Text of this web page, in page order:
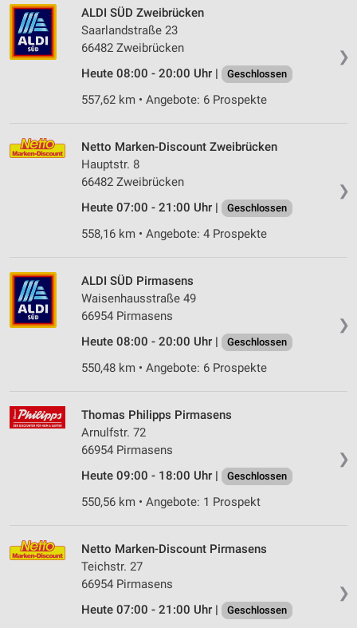
❯
ALDI SÜD Zweibrücken
Saarlandstraße 23
66482 Zweibrücken
Heute 08:00 - 20:00 Uhr |
Geschlossen
557,62 km • Angebote: 6 Prospekte
❯
Netto Marken-Discount Zweibrücken
Hauptstr. 8
66482 Zweibrücken
Heute 07:00 - 21:00 Uhr |
Geschlossen
558,16 km • Angebote: 4 Prospekte
❯
ALDI SÜD Pirmasens
Waisenhausstraße 49
66954 Pirmasens
Heute 08:00 - 20:00 Uhr |
Geschlossen
550,48 km • Angebote: 6 Prospekte
❯
Thomas Philipps Pirmasens
Arnulfstr. 72
66954 Pirmasens
Heute 09:00 - 18:00 Uhr |
Geschlossen
550,56 km • Angebote: 1 Prospekt
❯
Netto Marken-Discount Pirmasens
Teichstr. 27
66954 Pirmasens
Heute 07:00 - 21:00 Uhr |
Geschlossen